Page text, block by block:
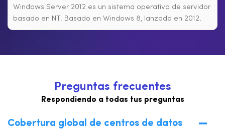
Windows Server 2012 es un sistema operativo de servidor
basado en NT. Basado en Windows 8, lanzado en 2012.
Preguntas frecuentes
Respondiendo a todas tus preguntas
Cobertura global de centros de datos